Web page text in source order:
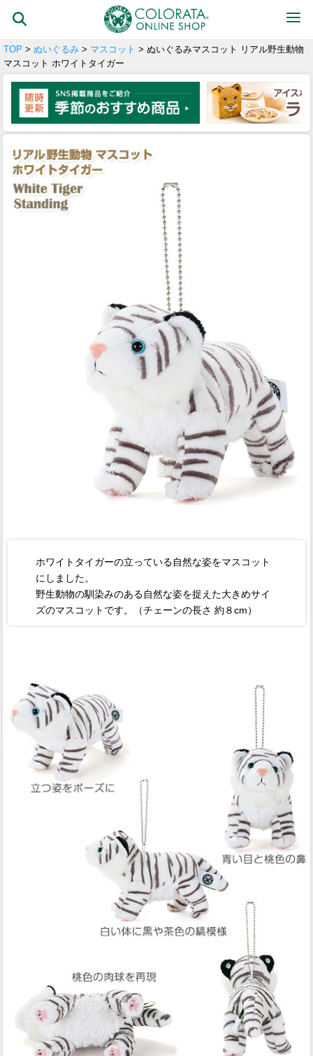
TOP > ぬいぐるみ > マスコット > ぬいぐるみマスコット リアル野生動物
マスコット ホワイトタイガー
ホワイトタイガーの立っている自然な姿をマスコット
にしました。
野生動物の馴染みのある自然な姿を捉えた大きめサイ
ズのマスコットです。（チェーンの長さ 約８cm）